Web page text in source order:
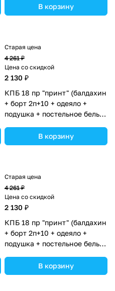
(№П207_4а8_08) цвета в
ассортименте.
В корзину
Старая цена
4 261 ₽
Цена со скидкой
2 130 ₽
КПБ 18 пр "принт" (балдахин
+ борт 2п+10 + одеяло +
подушка + постельное белье
(№П207_2а10_08) цвета в
ассортименте.
В корзину
Старая цена
4 261 ₽
Цена со скидкой
2 130 ₽
КПБ 18 пр "принт" (балдахин
+ борт 2п+10 + одеяло +
подушка + постельное белье
(№П207_2а10_02) цвета в
ассортименте.
В корзину